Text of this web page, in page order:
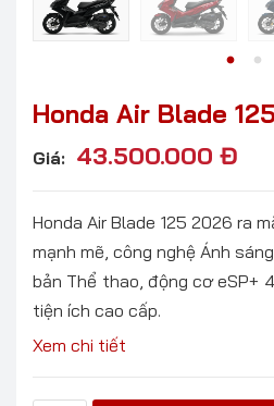
Honda Air Blade
Giá: 43.500.000 Đ
Honda Air Blade 125 2026 ra
mạnh mẽ, công nghệ Ánh
bản Thể thao, động cơ eSP+
tiện ích cao cấp.
Xem chi tiết